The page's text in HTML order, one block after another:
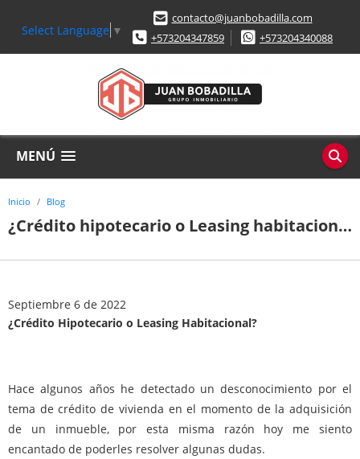
Select Language ▼
contacto@juanbobadilla.com
+573204347859
+573204340088
MENÚ
Inicio Blog
¿Crédito hipotecario o Leasing habitacional?
Septiembre 6 de 2022
¿Crédito Hipotecario o Leasing Habitacional?
Hace algunos años he detectado un desconocimiento por el
tema de crédito de vivienda en el momento de la adquisición
de un inmueble, por esta misma razón hoy me siento
encantado de poderles resolver algunas dudas.